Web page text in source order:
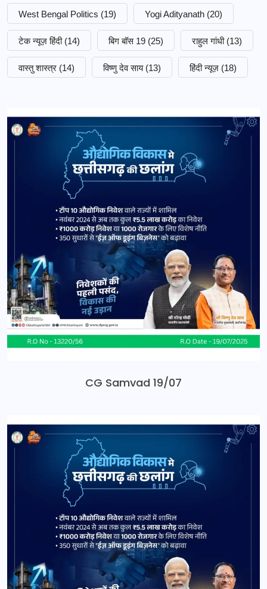
West Bengal Politics (19) Yogi Adityanath (20)
टेक न्यूज़ हिंदी (14) बिग बॉस 19 (25) राहुल गांधी (13)
वास्तु शास्त्र (14) विष्णु देव साय (13) हिंदी न्यूज़ (18)
CG Samvad 19/07